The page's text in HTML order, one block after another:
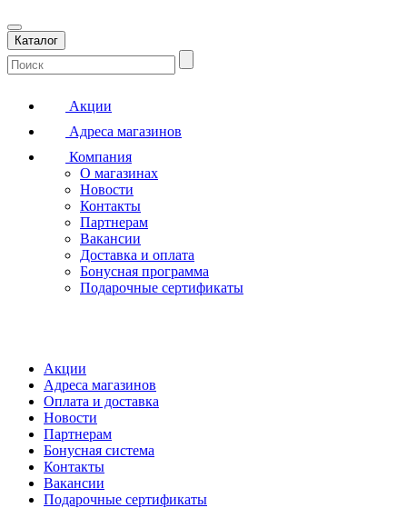
Каталог
Акции
Адреса магазинов
Компания
О магазинах
Новости
Контакты
Партнерам
Вакансии
Доставка и оплата
Бонусная программа
Подарочные сертификаты
Акции
Адреса магазинов
Оплата и доставка
Новости
Партнерам
Бонусная система
Контакты
Вакансии
Подарочные сертификаты